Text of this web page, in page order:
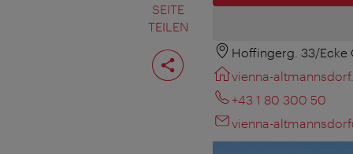
SEITE
TEILEN
Seite
teilen
Hoffingerg. 33/Ecke
vienna-
+43 1 80 300 50
vienna-